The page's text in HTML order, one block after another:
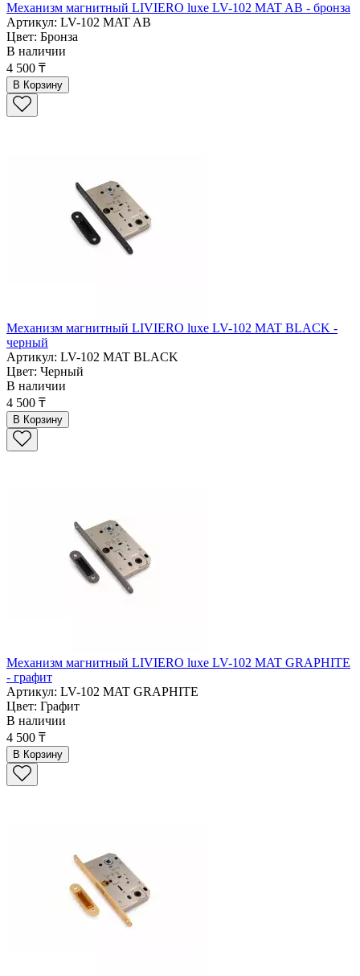
Механизм магнитный LIVIERO luxe LV-102 MAT AB - бронза
Артикул: LV-102 MAT AB
Цвет: Бронза
В наличии
4 500 ₸
В Корзину
Механизм магнитный LIVIERO luxe LV-102 MAT BLACK -
черный
Артикул: LV-102 MAT BLACK
Цвет: Черный
В наличии
4 500 ₸
В Корзину
Механизм магнитный LIVIERO luxe LV-102 MAT GRAPHITE
- графит
Артикул: LV-102 MAT GRAPHITE
Цвет: Графит
В наличии
4 500 ₸
В Корзину